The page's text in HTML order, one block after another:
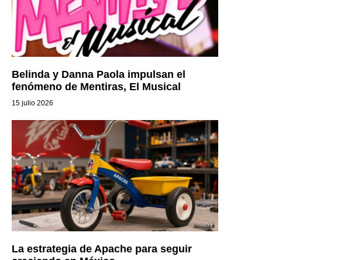
Belinda y Danna Paola impulsan el
fenómeno de Mentiras, El Musical
15 julio 2026
La estrategia de Apache para seguir